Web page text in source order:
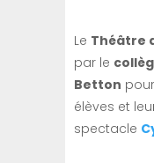
Le Théâtre
par le
Betton
élèves et
spectacle